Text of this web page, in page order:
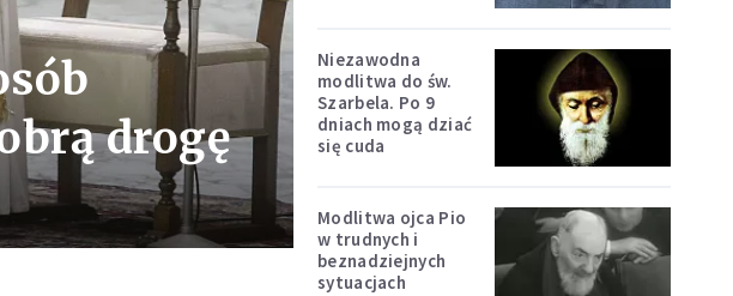
drogę
Niezawodna
modlitwa do św.
Szarbela. Po 9
dniach mogą dziać
się cuda
Modlitwa ojca Pio
w trudnych i
beznadziejnych
sytuacjach